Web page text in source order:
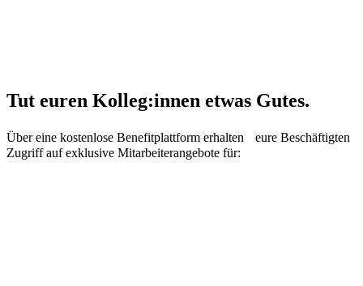
Tut euren Kolleg:innen etwas Gutes.
Über eine kostenlose Benefitplattform erhalten eure Beschäftigten
Zugriff auf exklusive Mitarbeiterangebote für: